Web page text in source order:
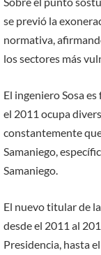
se previó la
normativa,
los sectores más
El ingeniero Sosa
el 2011 ocupa
constantemente
Samaniego,
Samaniego.
El nuevo titular de la
desde el 2011 al
Presidencia, hasta